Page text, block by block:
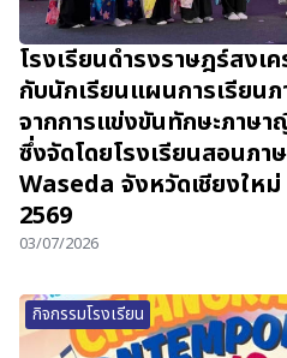
โรงเรียนดำรงราษฎร์สงเ
กับนักเรียนแผนการเรียน
จากการแข่งขันทักษะภาษ
ซึ่งจัดโดยโรงเรียนสอนภ
Waseda จังหวัดเชียงให
2569
03/07/2026
กิจกรรมโรงเรียน